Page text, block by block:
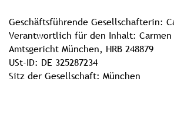
Geschäftsführende Gesellschafterin:
Verantwortlich für den Inhalt: Carmen
Amtsgericht München, HRB 248879
USt-ID: DE 325287234
Sitz der Gesellschaft: München